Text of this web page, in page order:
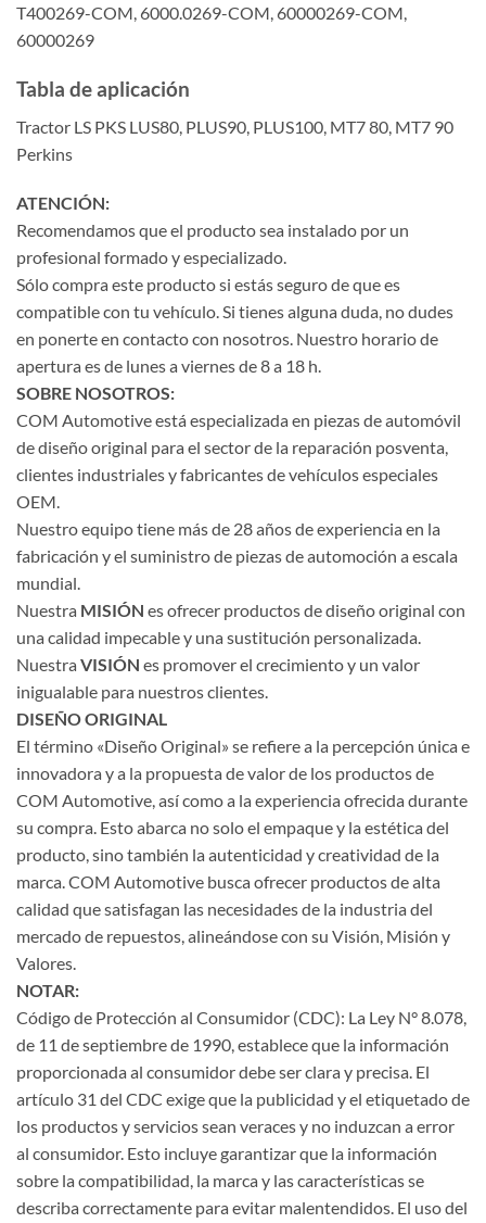
T400269-COM, 6000.0269-COM, 60000269-COM,
60000269
Tabla de aplicación
Tractor LS PKS LUS80, PLUS90, PLUS100, MT7 80, MT7 90
Perkins
ATENCIÓN:
Recomendamos que el producto sea instalado por un
profesional formado y especializado.
Sólo compra este producto si estás seguro de que es
compatible con tu vehículo. Si tienes alguna duda, no dudes
en ponerte en contacto con nosotros. Nuestro horario de
apertura es de lunes a viernes de 8 a 18 h.
SOBRE NOSOTROS:
COM Automotive está especializada en piezas de automóvil
de diseño original para el sector de la reparación posventa,
clientes industriales y fabricantes de vehículos especiales
OEM.
Nuestro equipo tiene más de 28 años de experiencia en la
fabricación y el suministro de piezas de automoción a escala
mundial.
Nuestra MISIÓN es ofrecer productos de diseño original con
una calidad impecable y una sustitución personalizada.
Nuestra VISIÓN es promover el crecimiento y un valor
inigualable para nuestros clientes.
DISEÑO ORIGINAL
El término «Diseño Original» se refiere a la percepción única e
innovadora y a la propuesta de valor de los productos de
COM Automotive, así como a la experiencia ofrecida durante
su compra. Esto abarca no solo el empaque y la estética del
producto, sino también la autenticidad y creatividad de la
marca. COM Automotive busca ofrecer productos de alta
calidad que satisfagan las necesidades de la industria del
mercado de repuestos, alineándose con su Visión, Misión y
Valores.
NOTAR:
Código de Protección al Consumidor (CDC): La Ley N° 8.078,
de 11 de septiembre de 1990, establece que la información
proporcionada al consumidor debe ser clara y precisa. El
artículo 31 del CDC exige que la publicidad y el etiquetado de
los productos y servicios sean veraces y no induzcan a error
al consumidor. Esto incluye garantizar que la información
sobre la compatibilidad, la marca y las características se
describa correctamente para evitar malentendidos. El uso del